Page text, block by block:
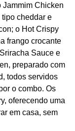
Jammim Chicken
cheddar e
o Hot Crispy
frango crocante
Sauce e
preparado com
todos servidos
o combo. Os
oferecendo uma
em casa, sem